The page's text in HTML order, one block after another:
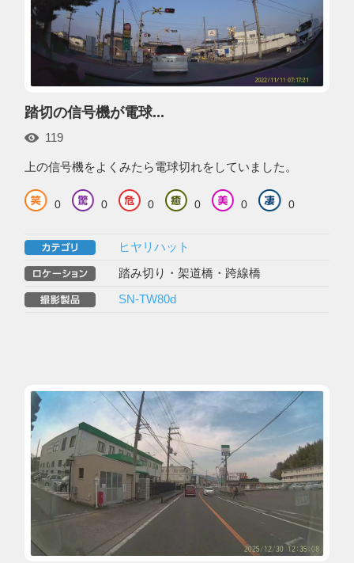
踏切の信号機が電球...
119
上の信号機をよくみたら電球切れをしていました。
0 0 0 0 0 0
ヒヤリハット
踏み切り・架道橋・跨線橋
SN-TW80d